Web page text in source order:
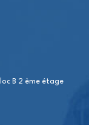
B 2 ème étage